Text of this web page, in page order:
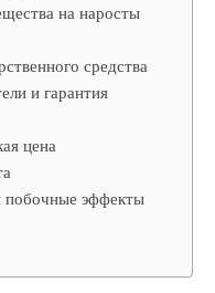
на наросты
средства
и гарантия
цена
побочные эффекты